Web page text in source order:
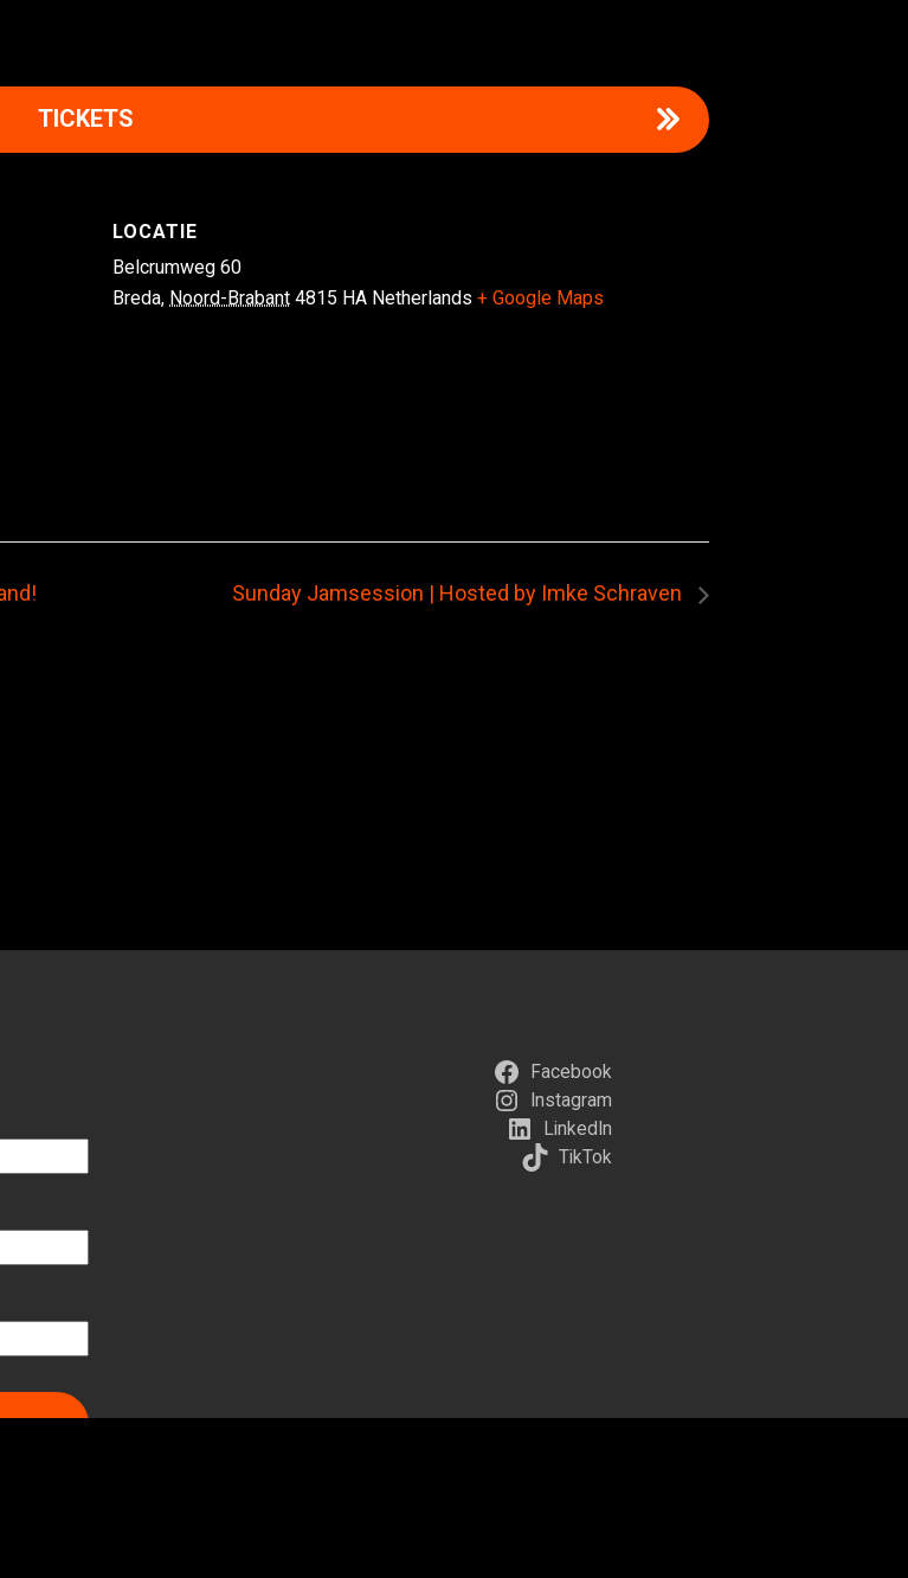
TICKETS
LOCATIE
Belcrumweg 60
Breda, Noord-Brabant 4815 HA Netherlands + Google Maps
Sunday Jamsession | Hosted by Imke Schraven
Facebook
Instagram
LinkedIn
TikTok